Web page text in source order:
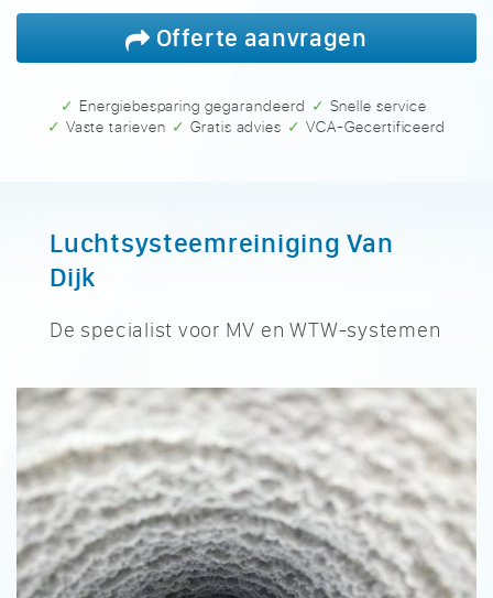
Offerte aanvragen
✓ Energiebesparing gegarandeerd
✓ Snelle service
✓ Vaste tarieven
✓ Gratis advies ✓ VCA-Gecertificeerd
Luchtsysteemreiniging Van
Dijk
De specialist voor MV en WTW-systemen